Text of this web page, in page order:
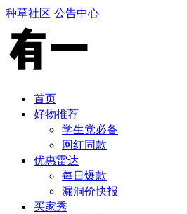
种草社区 公告中心
首页
好物推荐
学生党必备
​网红同款
优惠雷达
每日爆款
漏洞价快报
买家秀